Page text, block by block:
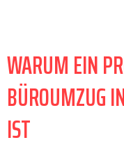
WARUM EIN
BÜROUMZUG
IST